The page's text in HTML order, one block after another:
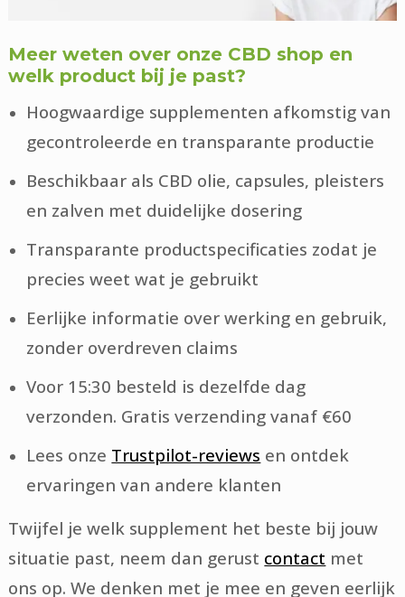
Meer weten over onze CBD shop en
welk product bij je past?
Hoogwaardige supplementen afkomstig van
gecontroleerde en transparante productie
Beschikbaar als CBD olie, capsules, pleisters
en zalven met duidelijke dosering
Transparante productspecificaties zodat je
precies weet wat je gebruikt
Eerlijke informatie over werking en gebruik,
zonder overdreven claims
Voor 15:30 besteld is dezelfde dag
verzonden. Gratis verzending vanaf €60
Lees onze Trustpilot-reviews en ontdek
ervaringen van andere klanten
Twijfel je welk supplement het beste bij jouw
situatie past, neem dan gerust contact met
ons op. We denken met je mee en geven eerlijk